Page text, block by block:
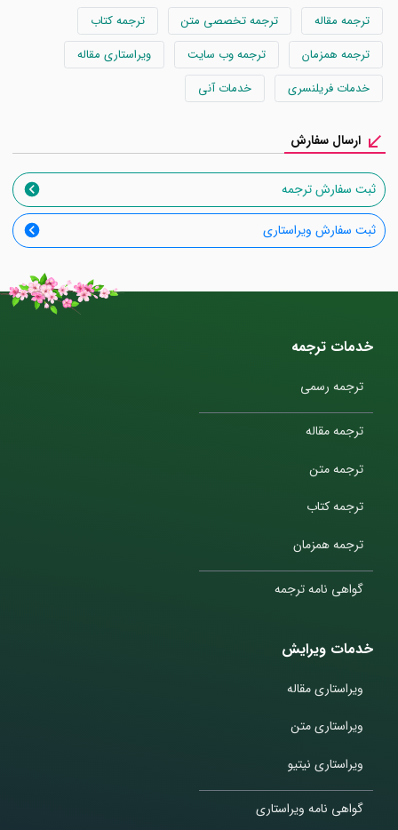
ترجمه مقاله ترجمه تخصصی متن
ترجمه کتاب
ترجمه همزمان
ترجمه وب سایت
ویراستاری مقاله
خدمات فریلنسری
خدمات آنی
ارسال سفارش
ثبت سفارش ترجمه
ثبت سفارش ویراستاری
خدمات ترجمه
ترجمه رسمی
ترجمه مقاله
ترجمه متن
ترجمه کتاب
ترجمه همزمان
گواهی نامه ترجمه
خدمات ویرایش
ویراستاری مقاله
ویراستاری متن
ویراستاری نیتیو
گواهی نامه ویراستاری